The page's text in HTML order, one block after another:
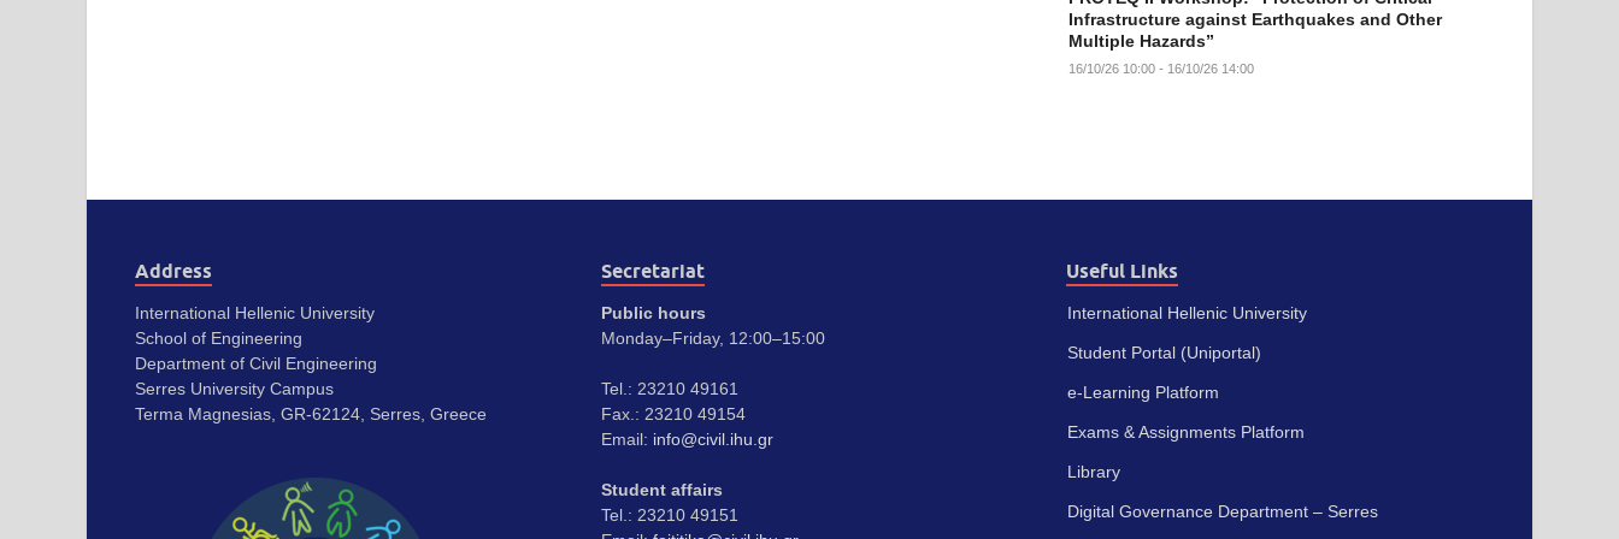
Infrastructure against Earthquakes and Other
Multiple Hazards”
16/10/26 10:00 - 16/10/26 14:00
Address
International Hellenic University
School of Engineering
Department of Civil Engineering
Serres University Campus
Terma Magnesias, GR-62124, Serres, Greece
Secretariat
Public hours
Monday–Friday, 12:00–15:00
Tel.: 23210 49161
Fax.: 23210 49154
Email: info@civil.ihu.gr
Student affairs
Tel.: 23210 49151
Useful Links
International Hellenic University
Student Portal (Uniportal)
e-Learning Platform
Exams & Assignments Platform
Library
Digital Governance Department – Serres